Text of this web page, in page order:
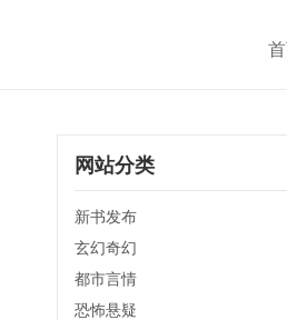
网站分类
新书发布
玄幻奇幻
都市言情
恐怖悬疑